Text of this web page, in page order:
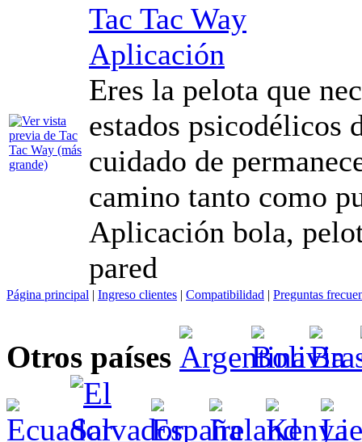
Tac Tac Way
Aplicación
Eres la pelota que
estados psicodélicos
cuidado de
camino tanto como
Aplicación bola,
pared
Página principal | Ingreso clientes | Compatibilidad | Preguntas
Otros países